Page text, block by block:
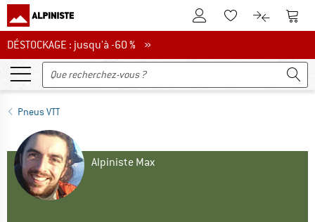
Vers le compte client
Vers la liste
Vers le
DÉSTOCKAGE : jusqu'à -60 %
DÉSTOCKAGE : jusqu'à -60 % »
Pneus VTT
Alpiniste Max